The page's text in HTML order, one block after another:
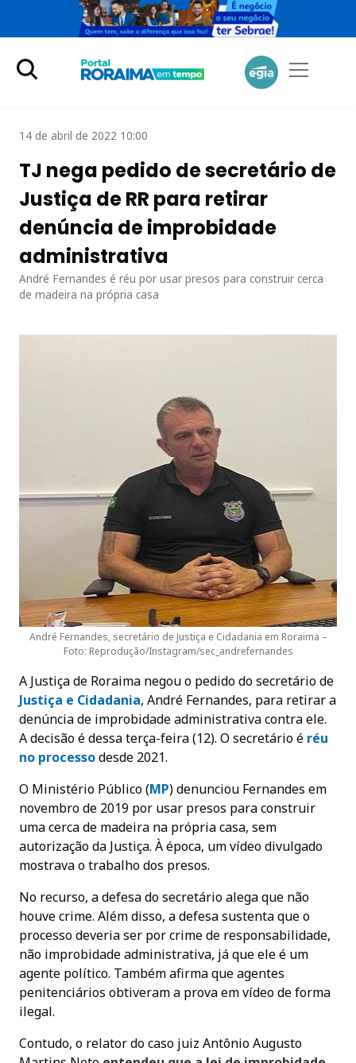
14 de abril de 2022 10:00
TJ nega pedido de secretário de
Justiça de RR para retirar
denúncia de improbidade
administrativa
André Fernandes é réu por usar presos para construir cerca
de madeira na própria casa
André Fernandes, secretário de Justiça e Cidadania em Roraima –
Foto: Reprodução/Instagram/sec_andrefernandes
A Justiça de Roraima negou o pedido do secretário de
Justiça e Cidadania, André Fernandes, para retirar a
denúncia de improbidade administrativa contra ele.
A decisão é dessa terça-feira (12). O secretário é réu
no processodesde 2021.
O Ministério Público (MP) denunciou Fernandes em
novembro de 2019 por usar presos para construir
uma cerca de madeira na própria casa, sem
autorização da Justiça. À época, um vídeo divulgado
mostrava o trabalho dos presos.
No recurso, a defesa do secretário alega que não
houve crime. Além disso, a defesa sustenta que o
processo deveria ser por crime de responsabilidade,
não improbidade administrativa, já que ele é um
agente político. Também afirma que agentes
penitenciários obtiveram a prova em vídeo de forma
ilegal.
Contudo, o relator do caso juiz Antônio Augusto